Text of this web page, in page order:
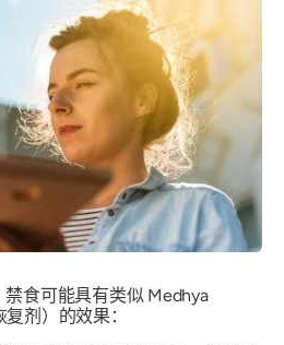
食可能具有类似 Medhya
剂）的效果：